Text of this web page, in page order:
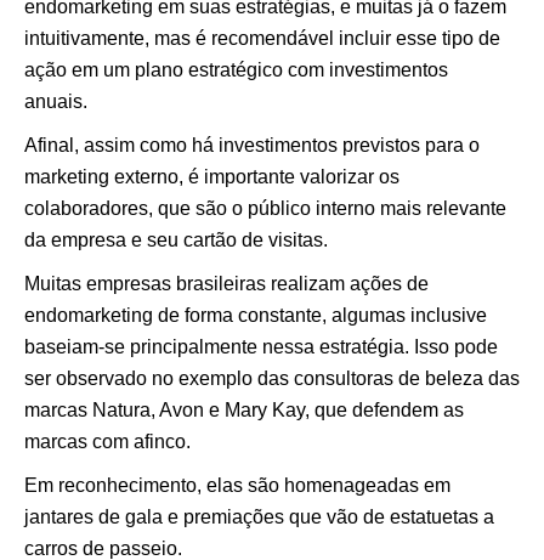
endomarketing em suas estratégias, e muitas já o fazem
intuitivamente, mas é recomendável incluir esse tipo de
ação em um plano estratégico com investimentos
anuais.
Afinal, assim como há investimentos previstos para o
marketing externo, é importante valorizar os
colaboradores, que são o público interno mais relevante
da empresa e seu cartão de visitas.
Muitas empresas brasileiras realizam ações de
endomarketing de forma constante, algumas inclusive
baseiam-se principalmente nessa estratégia. Isso pode
ser observado no exemplo das consultoras de beleza das
marcas Natura, Avon e Mary Kay, que defendem as
marcas com afinco.
Em reconhecimento, elas são homenageadas em
jantares de gala e premiações que vão de estatuetas a
carros de passeio.